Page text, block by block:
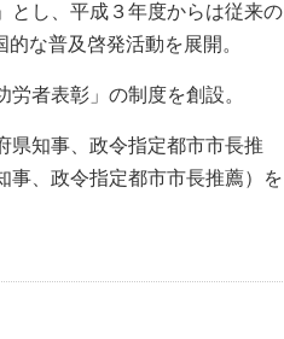
し、平成３年度からは従来の
な普及啓発活動を展開。
者表彰」の制度を創設。
知事、政令指定都市市長推
事、政令指定都市市長推薦）を